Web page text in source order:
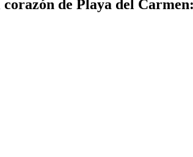
de Playa del